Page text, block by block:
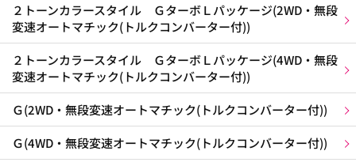
２トーンカラースタイル ＧターボＬパッケージ(2WD・無段
変速オートマチック(トルクコンバーター付))
２トーンカラースタイル ＧターボＬパッケージ(4WD・無段
変速オートマチック(トルクコンバーター付))
Ｇ(2WD・無段変速オートマチック(トルクコンバーター付))
Ｇ(4WD・無段変速オートマチック(トルクコンバーター付))